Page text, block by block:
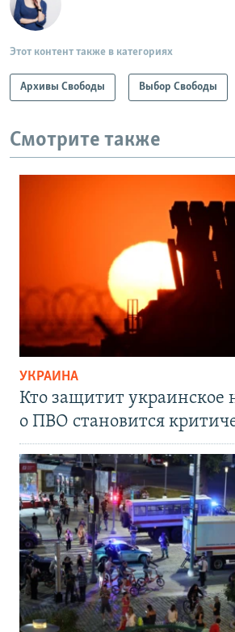
Этот контент также в категориях
Архивы Свободы Выбор Свободы
Смотрите также
УКРАИНА
Кто защитит украинское
о ПВО становится